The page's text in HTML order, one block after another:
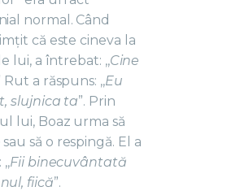
normal. Când
că este cineva la
lui, a întrebat: ,,Cine
Rut a răspuns: ,,Eu
slujnica ta”. Prin
lui, Boaz urma să
să o respingă. El a
,,Fii binecuvântată
fiică”.